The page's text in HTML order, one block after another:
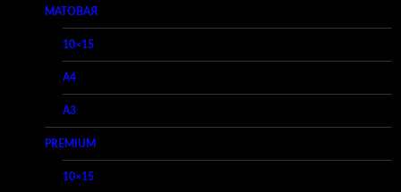
МАТОВАЯ
10×15
A4
A3
PREMIUM
10×15